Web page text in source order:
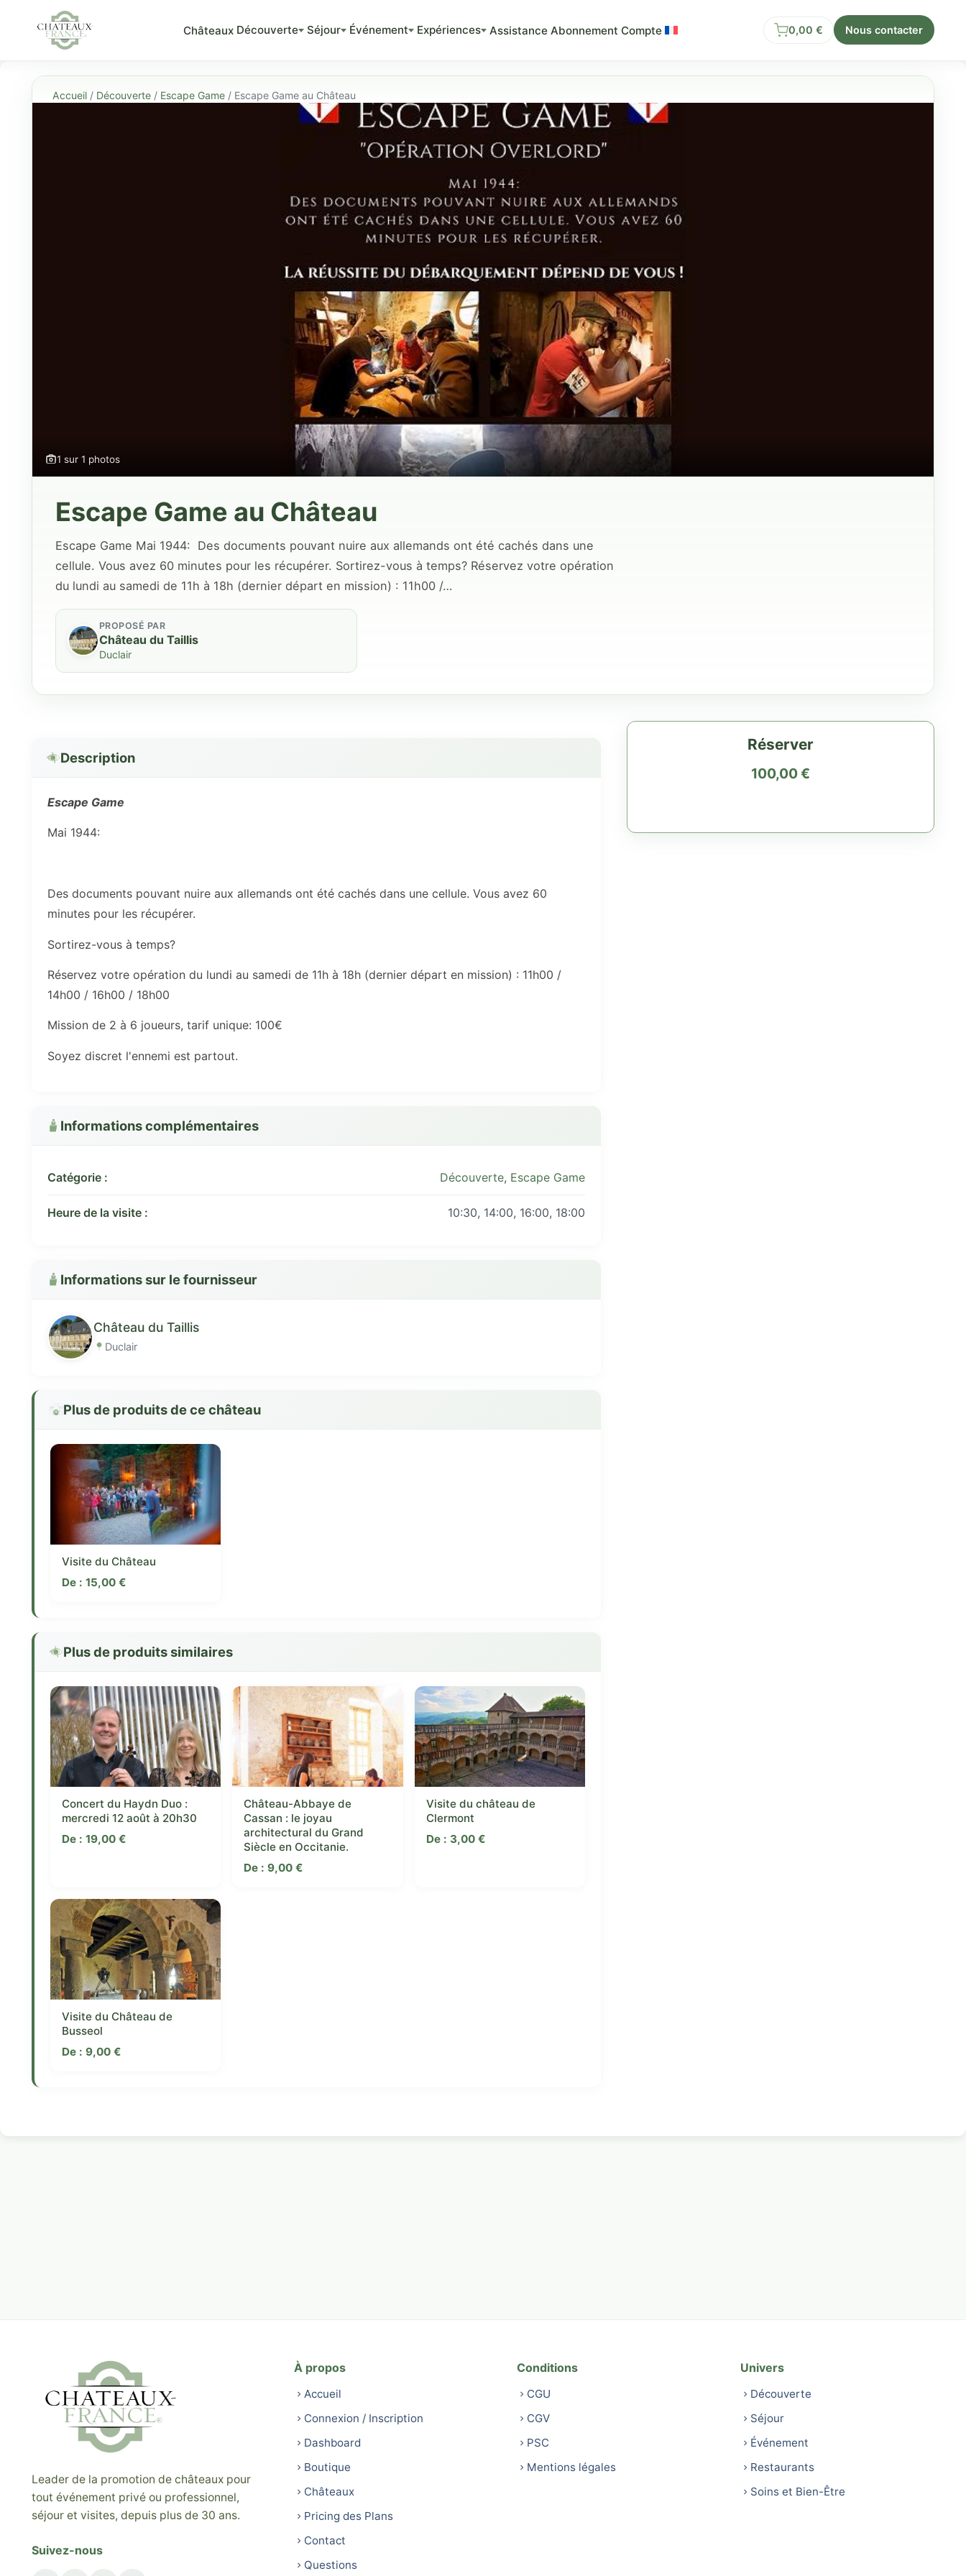
Châteaux Découverte Séjour Événement Expériences Assistance Abonnement Compte 0,00 € Nous contacter
Accueil / Découverte / Escape Game / Escape Game au Château
1 sur 1 photos
Escape Game au Château
Escape Game Mai 1944: ​ Des documents pouvant nuire aux allemands ont été cachés dans une
cellule. Vous avez 60 minutes pour les récupérer. ​Sortirez-vous à temps? Réservez votre opération
du lundi au samedi de 11h à 18h (dernier départ en mission) : 11h00 /…
PROPOSÉ PAR
Château du Taillis
Duclair
Réserver
100,00€
Description
Escape Game
Mai 1944:
Des documents pouvant nuire aux allemands ont été cachés dans une cellule. Vous avez 60
minutes pour les récupérer.
Sortirez-vous à temps?
Réservez votre opération du lundi au samedi de 11h à 18h (dernier départ en mission) : 11h00 /
14h00 / 16h00 / 18h00
Mission de 2 à 6 joueurs, tarif unique: 100€
Soyez discret l'ennemi est partout.
Informations complémentaires
Catégorie : Découverte, Escape Game
Heure de la visite : 10:30, 14:00, 16:00, 18:00
Informations sur le fournisseur
Château du Taillis
Duclair
Plus de produits de ce château
Visite du Château
De : 15,00 €
Plus de produits similaires
Concert du Haydn Duo :
mercredi 12 août à 20h30
De : 19,00 €
Château-Abbaye de
Cassan : le joyau
architectural du Grand
Siècle en Occitanie.
De :9,00€
Visite du château de
Clermont
De : 3,00 €
Visite du Château de
Busseol
De : 9,00 €
Leader de la promotion de châteaux pour
tout événement privé ou professionnel,
séjour et visites, depuis plus de 30 ans.
Suivez-nous
À propos
Accueil
Connexion / Inscription
Dashboard
Boutique
Châteaux
Pricing des Plans
Contact
Questions
Conditions
CGU
CGV
PSC
Mentions légales
Univers
Découverte
Séjour
Événement
Restaurants
Soins et Bien-Être